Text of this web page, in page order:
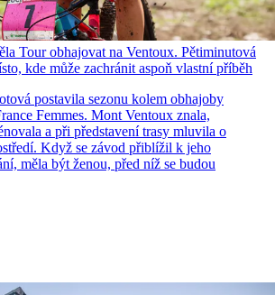
Tour obhajovat na Ventoux. Pětiminutová
kde může zachránit aspoň vlastní příběh
postavila sezonu kolem obhajoby
Femmes. Mont Ventoux znala,
a při představení trasy mluvila o
Když se závod přiblížil k jeho
měla být ženou, před níž se budou